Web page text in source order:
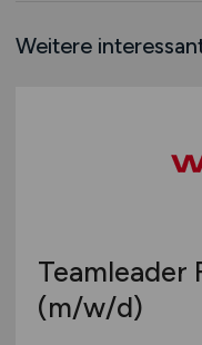
Schweiz
Weitere
Teamleader
(m/w/d)